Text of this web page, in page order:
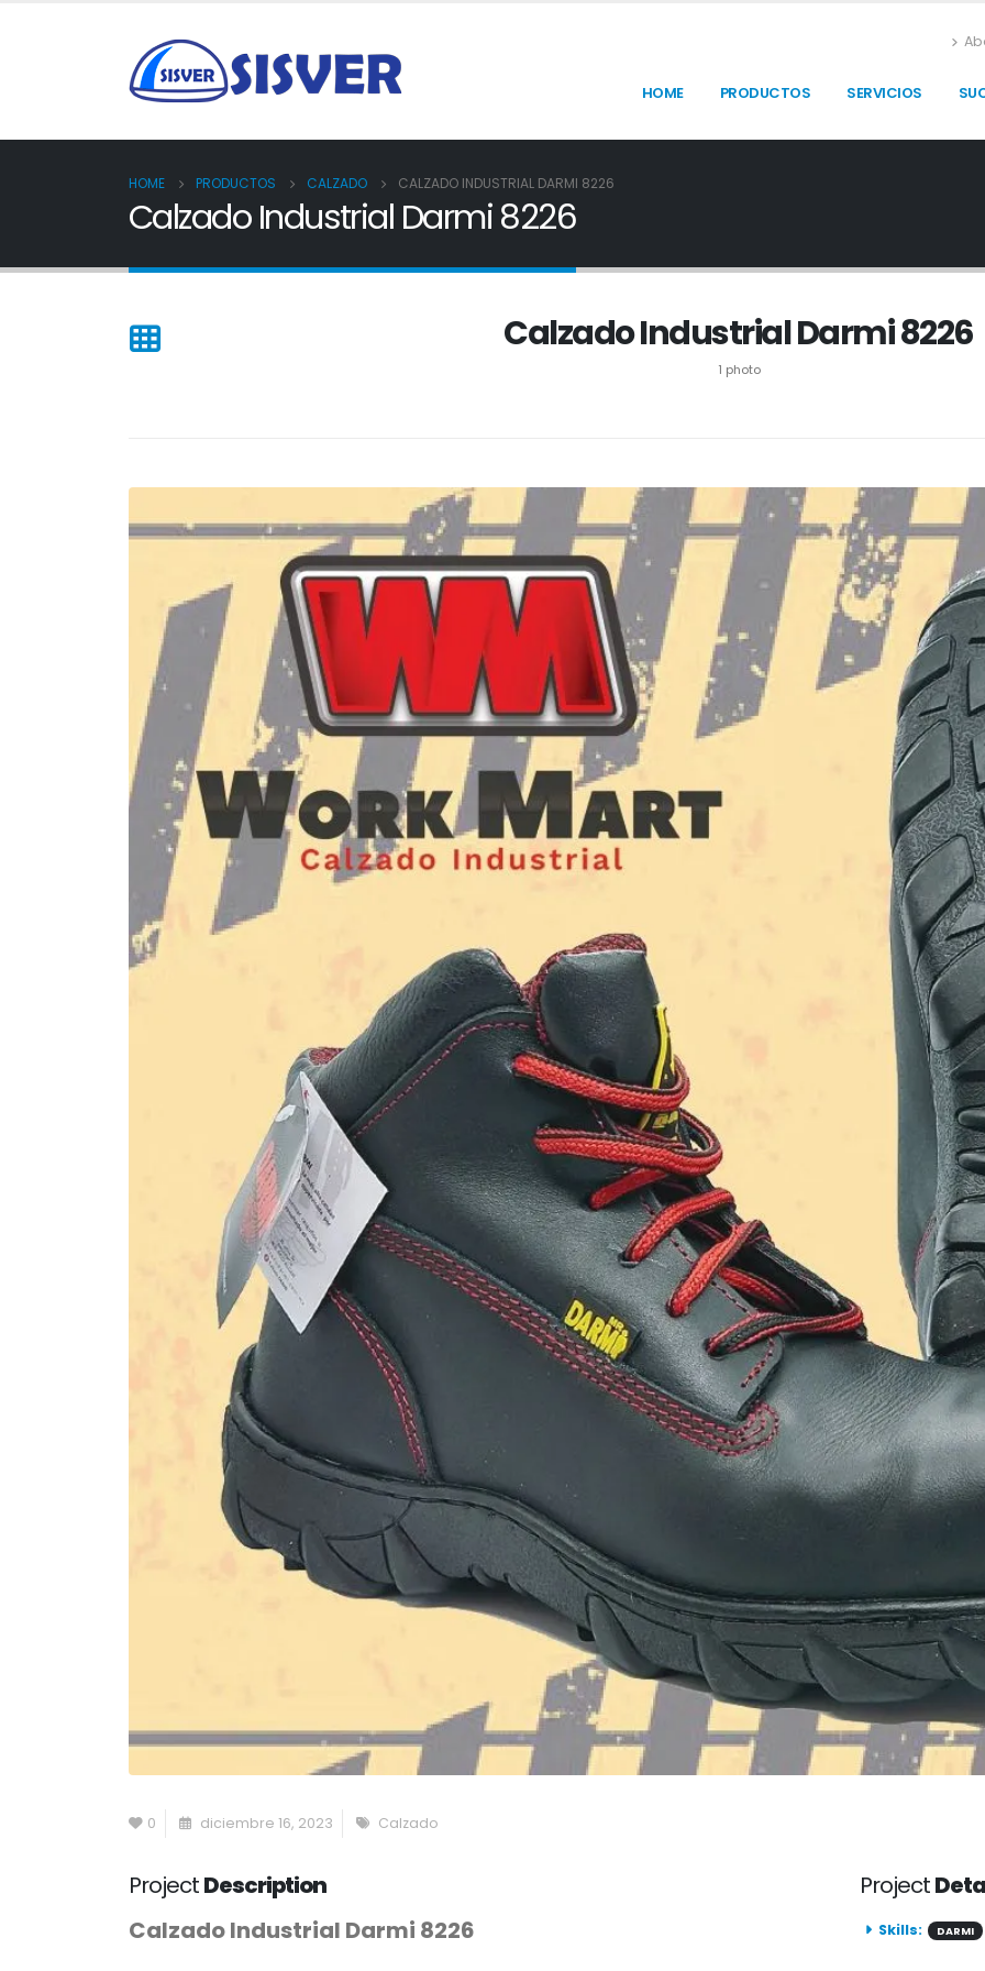
HOME PRODUCTOS SERVICIOS
HOME PRODUCTOS CALZADO CALZADO INDUSTRIAL DARMI 8226
Calzado Industrial Darmi 8226
Calzado Industrial Darmi 8226
1 photo
0 diciembre 16, 2023 Calzado
ProjectDescription
Calzado Industrial Darmi 8226
Project
Skills: DARMI